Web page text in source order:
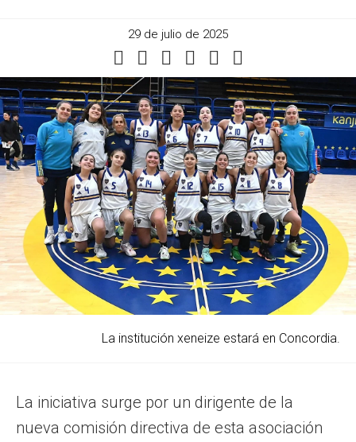
29 de julio de 2025
La institución xeneize estará en Concordia.
La iniciativa surge por un dirigente de la
nueva comisión directiva de esta asociación